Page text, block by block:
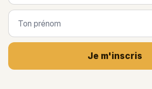
Je m'inscris